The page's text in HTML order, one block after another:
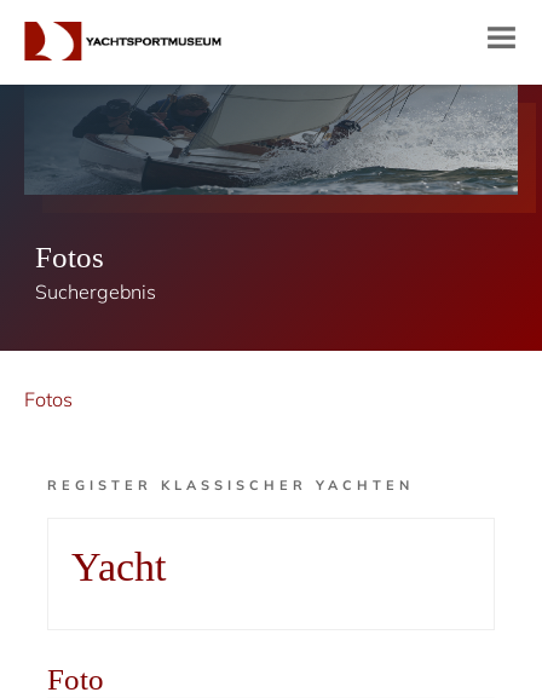
Fotos
Suchergebnis
Fotos
REGISTER KLASSISCHER YACHTEN
Yacht
Foto